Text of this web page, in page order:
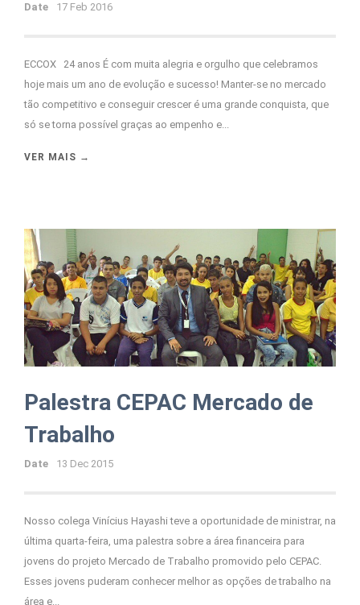
Date 17 Feb 2016
ECCOX 24 anos É com muita alegria e orgulho que celebramos
hoje mais um ano de evolução e sucesso! Manter-se no mercado
tão competitivo e conseguir crescer é uma grande conquista, que
só se torna possível graças ao empenho e...
VER MAIS →
Palestra CEPAC Mercado de
Trabalho
Date 13 Dec 2015
Nosso colega Vinícius Hayashi teve a oportunidade de ministrar, na
última quarta-feira, uma palestra sobre a área financeira para
jovens do projeto Mercado de Trabalho promovido pelo CEPAC.
Esses jovens puderam conhecer melhor as opções de trabalho na
área e...